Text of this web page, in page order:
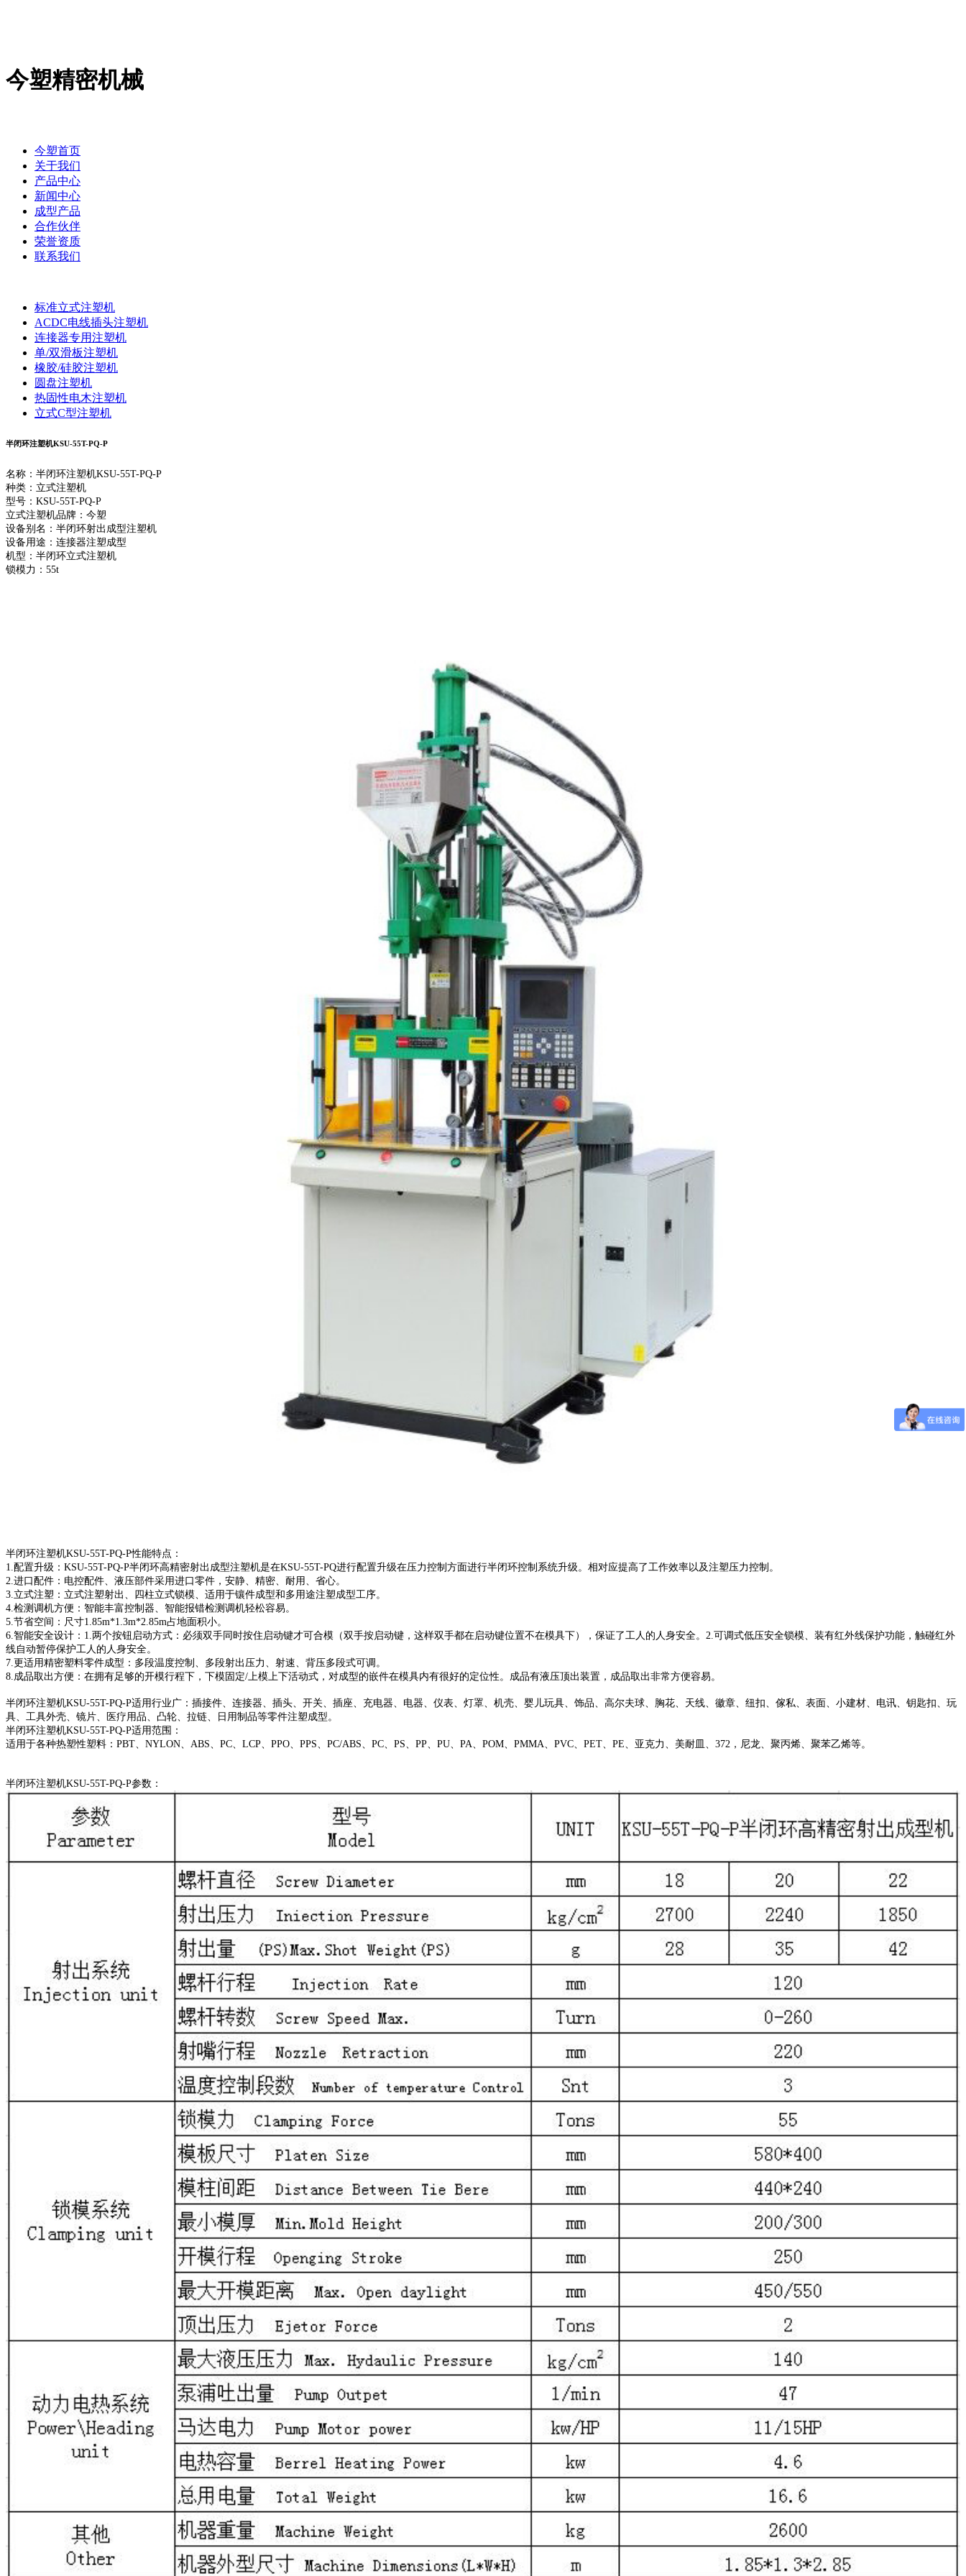
今塑精密机械
今塑首页
关于我们
产品中心
新闻中心
成型产品
合作伙伴
荣誉资质
联系我们
标准立式注塑机
ACDC电线插头注塑机
连接器专用注塑机
单/双滑板注塑机
橡胶/硅胶注塑机
圆盘注塑机
热固性电木注塑机
立式C型注塑机
半闭环注塑机KSU-55T-PQ-P
名称：半闭环注塑机KSU-55T-PQ-P
种类：立式注塑机
型号：KSU-55T-PQ-P
立式注塑机品牌：今塑
设备别名：半闭环射出成型注塑机
设备用途：连接器注塑成型
机型：半闭环立式注塑机
锁模力：55t
半闭环注塑机KSU-55T-PQ-P性能特点：
1.配置升级：KSU-55T-PQ-P半闭环高精密射出成型注塑机是在KSU-55T-PQ进行配置升级在压力控制方面进行半闭环控制系统升级。相对应提高了工作效率以及注塑压力控制。
2.进口配件：电控配件、液压部件采用进口零件，安静、精密、耐用、省心。
3.立式注塑：立式注塑射出、四柱立式锁模、适用于镶件成型和多用途注塑成型工序。
4.检测调机方便：智能丰富控制器、智能报错检测调机轻松容易。
5.节省空间：尺寸1.85m*1.3m*2.85m占地面积小。
6.智能安全设计：1.两个按钮启动方式：必须双手同时按住启动键才可合模（双手按启动键，这样双手都在启动键位置不在模具下），保证了工人的人身安全。2.可调式低压安全锁模、装有红外线保护功能，触碰红外
线自动暂停保护工人的人身安全。
7.更适用精密塑料零件成型：多段温度控制、多段射出压力、射速、背压多段式可调。
8.成品取出方便：在拥有足够的开模行程下，下模固定/上模上下活动式，对成型的嵌件在模具内有很好的定位性。成品有液压顶出装置，成品取出非常方便容易。
半闭环注塑机KSU-55T-PQ-P适用行业广：插接件、连接器、插头、开关、插座、充电器、电器、仪表、灯罩、机壳、婴儿玩具、饰品、高尔夫球、胸花、天线、徽章、纽扣、傢私、表面、小建材、电讯、钥匙扣、玩
具、工具外壳、镜片、医疗用品、凸轮、拉链、日用制品等零件注塑成型。
半闭环注塑机KSU-55T-PQ-P适用范围：
适用于各种热塑性塑料：PBT、NYLON、ABS、PC、LCP、PPO、PPS、PC/ABS、PC、PS、PP、PU、PA、POM、PMMA、PVC、PET、PE、亚克力、美耐皿、372，尼龙、聚丙烯、聚苯乙烯等。
半闭环注塑机KSU-55T-PQ-P参数：